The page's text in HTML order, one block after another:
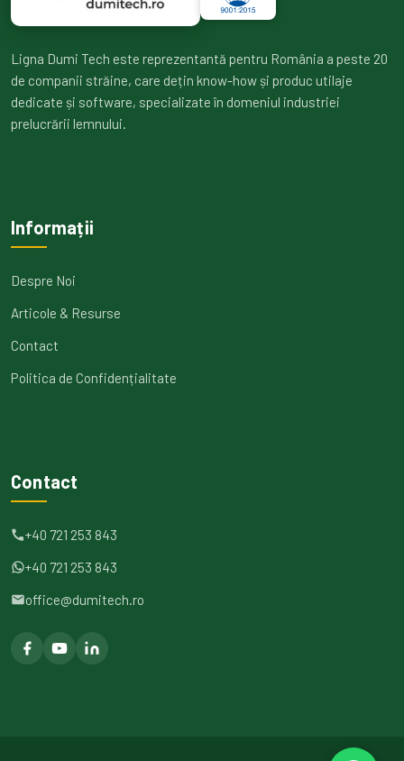
Ligna Dumi Tech este reprezentantă pentru România a peste 20
de companii străine, care dețin know-how și produc utilaje
dedicate și software, specializate în domeniul industriei
prelucrării lemnului.
Informații
Despre Noi
Articole & Resurse
Contact
Politica de Confidențialitate
Contact
+40 721 253 843
+40 721 253 843
office@dumitech.ro